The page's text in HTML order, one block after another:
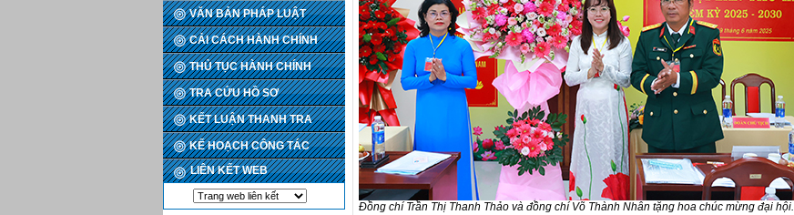
VĂN BẢN PHÁP LUẬT
CẢI CÁCH HÀNH CHÍNH
THỦ TỤC HÀNH CHÍNH
TRA CỨU HỒ SƠ
KẾT LUẬN THANH TRA
KẾ HOẠCH CÔNG TÁC
LIÊN KẾT WEB
Đồng chí Trần Thị Thanh Thảo và đồng chí Võ Thành Nhân tặng hoa chúc mừng đại hội.